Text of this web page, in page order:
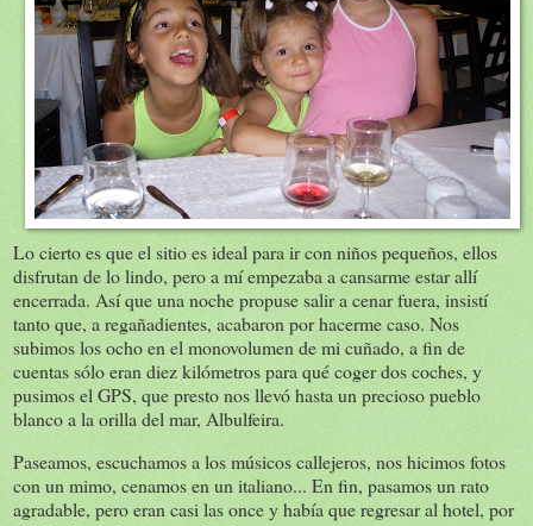
Lo cierto es que el sitio es ideal para ir con niños pequeños, ellos
disfrutan de lo lindo, pero a mí empezaba a cansarme estar allí
encerrada. Así que una noche propuse salir a cenar fuera, insistí
tanto que, a regañadientes, acabaron por hacerme caso. Nos
subimos los ocho en el monovolumen de mi cuñado, a fin de
cuentas sólo eran diez kilómetros para qué coger dos coches, y
pusimos el GPS, que presto nos llevó hasta un precioso pueblo
blanco a la orilla del mar, Albulfeira.
Paseamos, escuchamos a los músicos callejeros, nos hicimos fotos
con un mimo, cenamos en un italiano... En fin, pasamos un rato
agradable, pero eran casi las once y había que regresar al hotel, por